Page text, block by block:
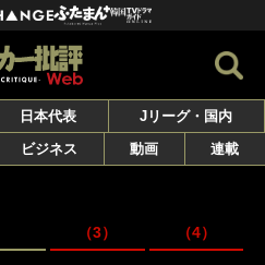
日本代表
Jリーグ・国内
ビジネス 動画 連載
（3） （4）